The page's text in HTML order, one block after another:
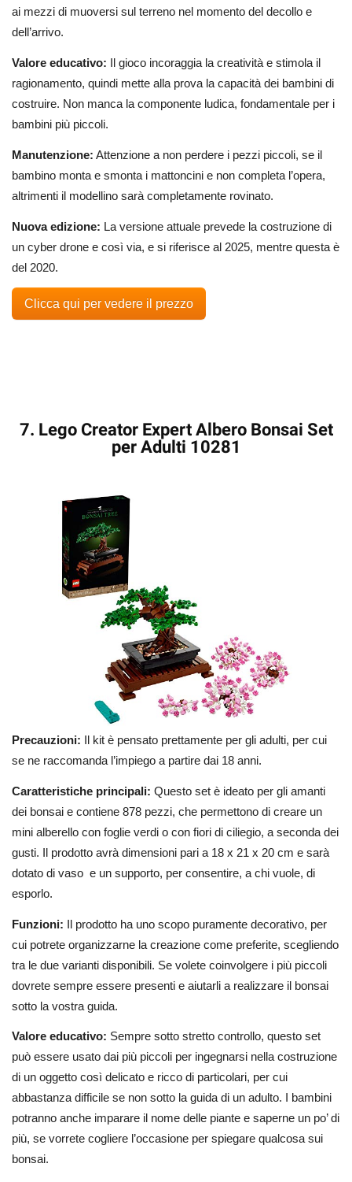
ai mezzi di muoversi sul terreno nel momento del decollo e
dell’arrivo.
Valore educativo: Il gioco incoraggia la creatività e stimola il
ragionamento, quindi mette alla prova la capacità dei bambini di
costruire. Non manca la componente ludica, fondamentale per i
bambini più piccoli.
Manutenzione: Attenzione a non perdere i pezzi piccoli, se il
bambino monta e smonta i mattoncini e non completa l’opera,
altrimenti il modellino sarà completamente rovinato.
Nuova edizione: La versione attuale prevede la costruzione di
un cyber drone e così via, e si riferisce al 2025, mentre questa è
del 2020.
Clicca qui per vedere il prezzo
7. Lego Creator Expert Albero Bonsai Set
per Adulti 10281
Precauzioni: Il kit è pensato prettamente per gli adulti, per cui
se ne raccomanda l’impiego a partire dai 18 anni.
Caratteristiche principali: Questo set è ideato per gli amanti
dei bonsai e contiene 878 pezzi, che permettono di creare un
mini alberello con foglie verdi o con fiori di ciliegio, a seconda dei
gusti. Il prodotto avrà dimensioni pari a 18 x 21 x 20 cm e sarà
dotato di vaso e un supporto, per consentire, a chi vuole, di
esporlo.
Funzioni: Il prodotto ha uno scopo puramente decorativo, per
cui potrete organizzarne la creazione come preferite, scegliendo
tra le due varianti disponibili. Se volete coinvolgere i più piccoli
dovrete sempre essere presenti e aiutarli a realizzare il bonsai
sotto la vostra guida.
Valore educativo: Sempre sotto stretto controllo, questo set
può essere usato dai più piccoli per ingegnarsi nella costruzione
di un oggetto così delicato e ricco di particolari, per cui
abbastanza difficile se non sotto la guida di un adulto. I bambini
potranno anche imparare il nome delle piante e saperne un po’ di
più, se vorrete cogliere l’occasione per spiegare qualcosa sui
bonsai.